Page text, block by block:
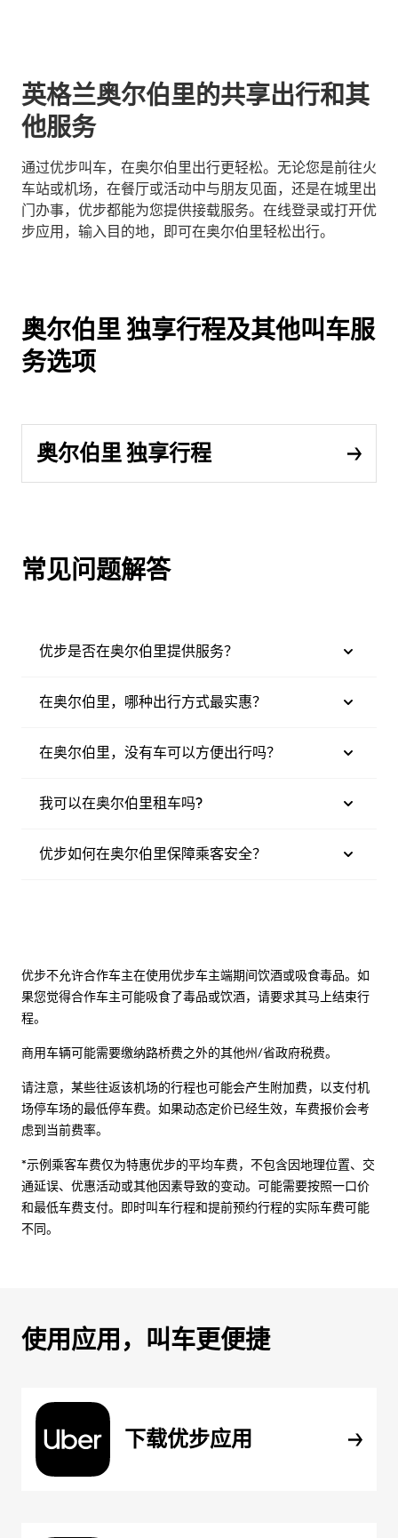
英格兰奥尔伯里的共享出行和其
他服务
通过优步叫车，在奥尔伯里出行更轻松。无论您是前往火
车站或机场，在餐厅或活动中与朋友见面，还是在城里出
门办事，优步都能为您提供接载服务。在线登录或打开优
步应用，输入目的地，即可在奥尔伯里轻松出行。
奥尔伯里 独享行程及其他叫车服
务选项
奥尔伯里 独享行程
常见问题解答
优步是否在奥尔伯里提供服务？
在奥尔伯里，哪种出行方式最实惠？
在奥尔伯里，没有车可以方便出行吗？
我可以在奥尔伯里租车吗?
优步如何在奥尔伯里保障乘客安全？
优步不允许合作车主在使用优步车主端期间饮酒或吸食毒品。如
果您觉得合作车主可能吸食了毒品或饮酒，请要求其马上结束行
程。
商用车辆可能需要缴纳路桥费之外的其他州/省政府税费。
请注意，某些往返该机场的行程也可能会产生附加费，以支付机
场停车场的最低停车费。如果动态定价已经生效，车费报价会考
虑到当前费率。
*示例乘客车费仅为特惠优步的平均车费，不包含因地理位置、交
通延误、优惠活动或其他因素导致的变动。可能需要按照一口价
和最低车费支付。即时叫车行程和提前预约行程的实际车费可能
不同。
使用应用，叫车更便捷
下载优步应用